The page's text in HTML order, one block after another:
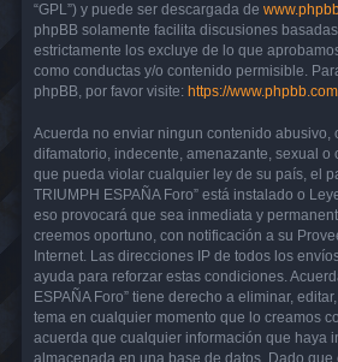
“GPL”) y puede ser descargada de
phpBB solamente facilita discusiones
estrictamente los excluye de lo que
como conductas y/o contenido permisible.
phpBB, por favor visite: https://
Acuerda no enviar ningun contenido abusivo,
difamatorio, indecente, amenazante, sexual o
que pueda violar cualquier ley de su país, el
TRIUMPH ESPAÑA Foro” está instalado o
eso provocará que sea inmediata y
creemos oportuno, con notificación a su
Internet. Las direcciones IP de todos los
ayuda para reforzar estas condiciones.
ESPAÑA Foro” tiene derecho a eliminar,
tema en cualquier momento que lo creamos
acuerda que cualquier información que haya
almacenada en una base de datos. Dado que